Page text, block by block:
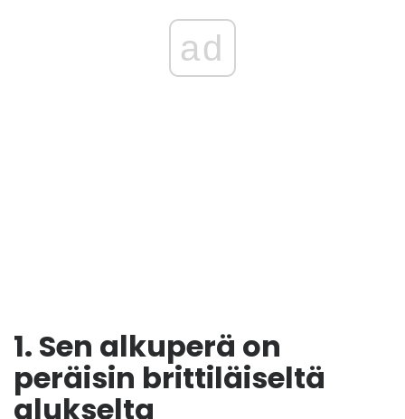
ad
1. Sen alkuperä on
peräisin brittiläiseltä
alukselta